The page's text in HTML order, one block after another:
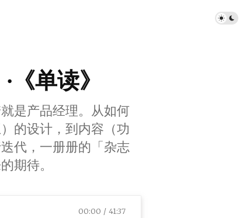
单读》
是产品经理。从如何
的设计，到内容（功
代，一册册的「杂志
期待。
00:00 41:37